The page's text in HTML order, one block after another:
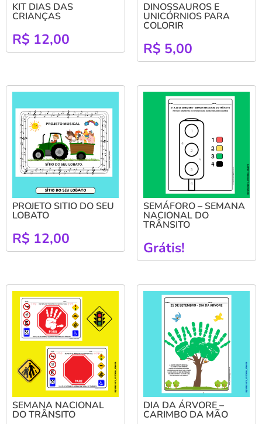
KIT DIAS DAS
CRIANÇAS
R$ 12,00
DINOSSAUROS E
UNICÓRNIOS PARA
COLORIR
R$ 5,00
PROJETO SITIO DO SEU
LOBATO
R$ 12,00
SEMÁFORO – SEMANA
NACIONAL DO
TRÂNSITO
Grátis!
SEMANA NACIONAL
DO TRÂNSITO
DIA DA ÁRVORE –
CARIMBO DA MÃO